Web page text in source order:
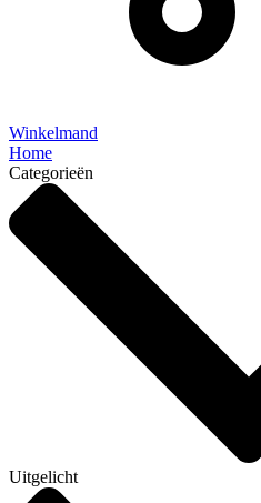
Winkelmand
Home
Categorieën
Uitgelicht